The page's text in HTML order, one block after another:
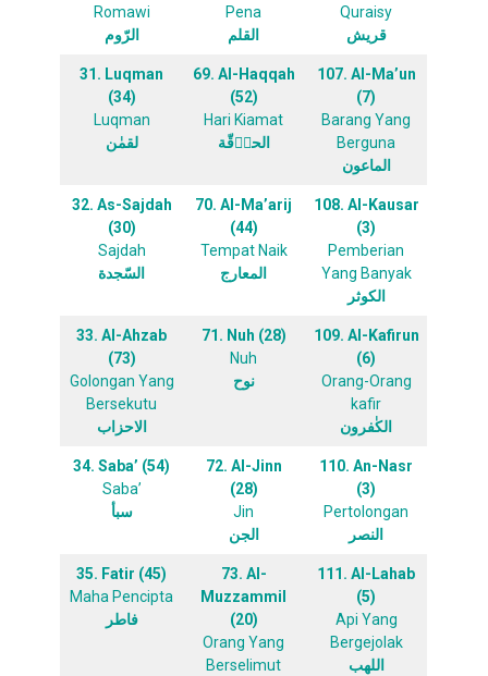
Romawi
الرّوم
Pena
القلم
Quraisy
قريش
31. Luqman
(34)
Luqman
لقمٰن
69. Al-Haqqah
(52)
Hari Kiamat
الحاۤقّة
107. Al-Ma’un
(7)
Barang Yang
Berguna
الماعون
32. As-Sajdah
(30)
Sajdah
السّجدة
70. Al-Ma’arij
(44)
Tempat Naik
المعارج
108. Al-Kausar
(3)
Pemberian
Yang Banyak
الكوثر
33. Al-Ahzab
(73)
Golongan Yang
Bersekutu
الاحزاب
71. Nuh (28)
Nuh
نوح
109. Al-Kafirun
(6)
Orang-Orang
kafir
الكٰفرون
34. Saba’ (54)
Saba’
سبأ
72. Al-Jinn
(28)
Jin
الجن
110. An-Nasr
(3)
Pertolongan
النصر
35. Fatir (45)
Maha Pencipta
فاطر
73. Al-
Muzzammil
(20)
Orang Yang
Berselimut
111. Al-Lahab
(5)
Api Yang
Bergejolak
اللهب